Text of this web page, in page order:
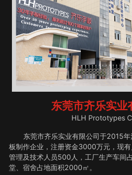
东莞市齐乐实业
HLH Prototypes
东莞市齐乐实业有限公司于2015
板制作企业，注册资金3000万元，现
管理及技术人员500人，工厂生产车间
堂、宿舍占地面积2000㎡。